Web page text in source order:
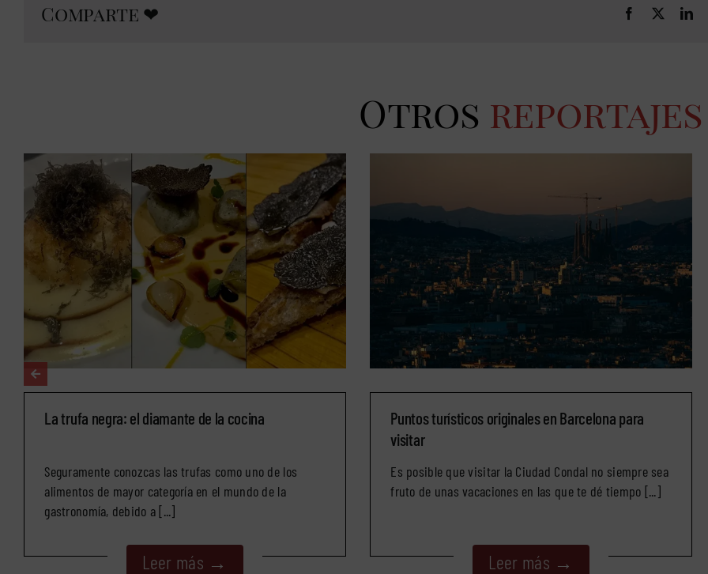
Comparte ❤
Otros reportajes
La trufa negra: el diamante de la cocina
Seguramente conozcas las trufas como uno de los
alimentos de mayor categoría en el mundo de la
gastronomía, debido a [...]
Leer más →
Puntos turísticos originales en Barcelona para
visitar
Es posible que visitar la Ciudad Condal no siempre sea
fruto de unas vacaciones en las que te dé tiempo [...]
Leer más →